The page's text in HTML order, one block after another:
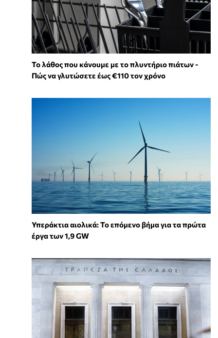
Το λάθος που κάνουμε με το πλυντήριο πιάτων -
Πώς να γλυτώσετε έως €110 τον χρόνο
Υπεράκτια αιολικά: Το επόμενο βήμα για τα πρώτα
έργα των 1,9 GW